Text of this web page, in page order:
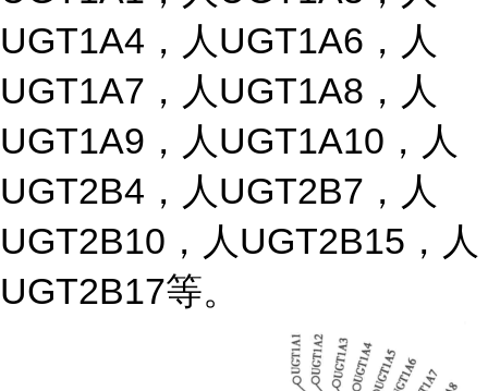
UGT1A4，人UGT1A6，人
UGT1A7，人UGT1A8，人
UGT1A9，人UGT1A10，人
UGT2B4，人UGT2B7，人
UGT2B10，人UGT2B15，人
UGT2B17等。